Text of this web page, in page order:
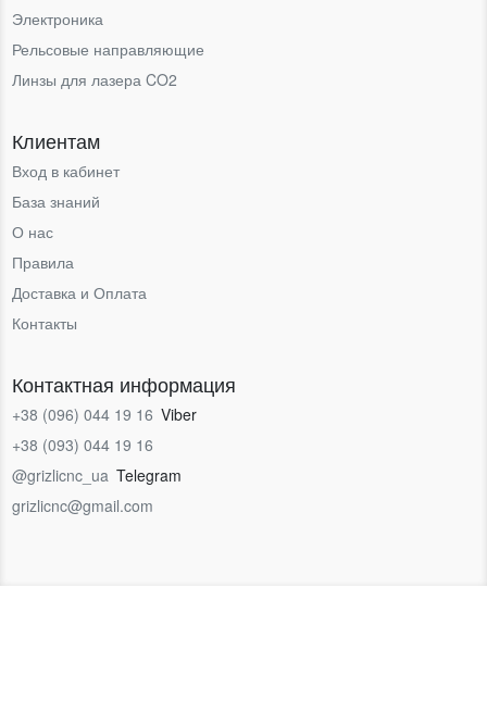
Электроника
Рельсовые направляющие
Линзы для лазера CO2
Клиентам
Вход в кабинет
База знаний
О нас
Правила
Доставка и Оплата
Контакты
Контактная информация
+38 (096) 044 19 16 Viber
+38 (093) 044 19 16
@grizlicnc_ua Telegram
grizlicnc@gmail.com